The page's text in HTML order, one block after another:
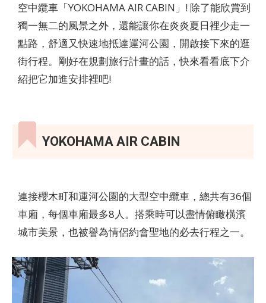
空中纜車「YOKOHAMA AIR CABIN」! 除了能欣賞到
獨一無二的風景之外，還能讓你在炎炎夏日裡少走一
點路，舒適又快速地抵達運河公園，開啟接下來的逛
街行程。剛好在規劃旅行計畫的話，快來看看底下介
紹把它加進安排裡吧!
YOKOHAMA AIR CABIN
連接櫻木町和運河公園的大型空中纜車，總共有36個
車廂，每個車廂最多8人。搭乘時可以盡情俯瞰橫濱
城市美景，也被譽為情侶約會聖地的必去行程之一。